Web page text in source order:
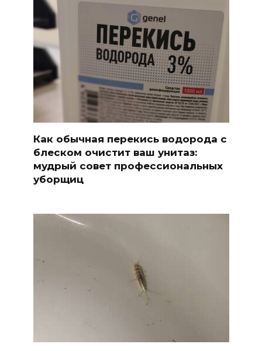
Как обычная перекись водорода с
блеском очистит ваш унитаз:
мудрый совет профессиональных
уборщиц